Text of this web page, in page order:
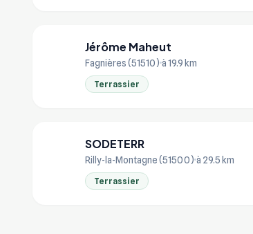
Jérôme Maheut
Fagnières (51510) à 19.9 km
Terrassier
SODETERR
Rilly-la-Montagne (51500) à 29.5 km
Terrassier